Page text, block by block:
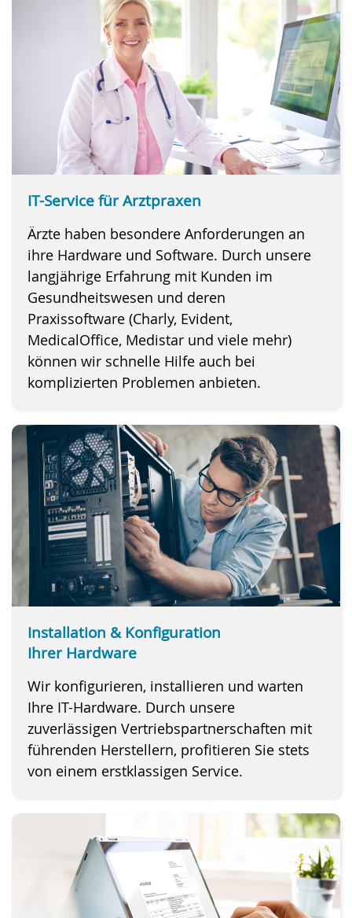
IT-Service für Arztpraxen
Ärzte haben besondere Anforderungen an
ihre Hardware und Software. Durch unsere
langjährige Erfahrung mit Kunden im
Gesundheitswesen und deren
Praxissoftware (Charly, Evident,
MedicalOffice, Medistar und viele mehr)
können wir schnelle Hilfe auch bei
komplizierten Problemen anbieten.
Installation & Konfiguration
Ihrer Hardware
Wir konfigurieren, installieren und warten
Ihre IT-Hardware. Durch unsere
zuverlässigen Vertriebspartnerschaften mit
führenden Herstellern, profitieren Sie stets
von einem erstklassigen Service.